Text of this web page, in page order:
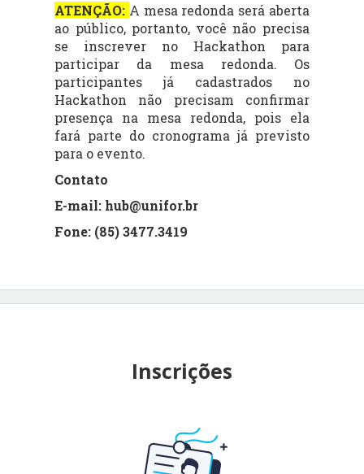
ATENÇÃO: A mesa redonda será aberta
ao público, portanto, você não precisa
se inscrever no Hackathon para
participar da mesa redonda. Os
participantes já cadastrados no
Hackathon não precisam confirmar
presença na mesa redonda, pois ela
fará parte do cronograma já previsto
para o evento.
Contato
E-mail: hub@unifor.br
Fone: (85) 3477.3419
Inscrições